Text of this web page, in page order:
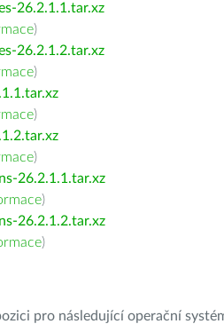
26.2.1.1.tar.xz
)
26.2.1.2.tar.xz
)
)
)
26.2.1.1.tar.xz
)
26.2.1.2.tar.xz
)
pro následující operační